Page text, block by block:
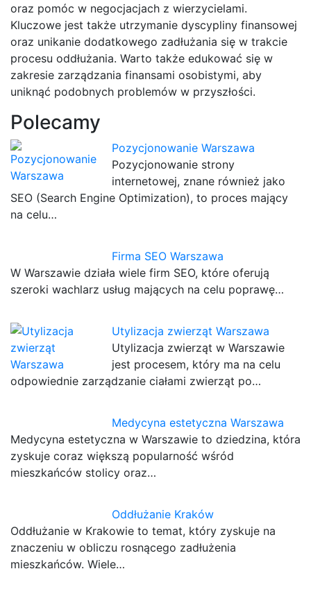
oraz pomóc w negocjacjach z wierzycielami.
Kluczowe jest także utrzymanie dyscypliny finansowej
oraz unikanie dodatkowego zadłużania się w trakcie
procesu oddłużania. Warto także edukować się w
zakresie zarządzania finansami osobistymi, aby
uniknąć podobnych problemów w przyszłości.
Polecamy
Pozycjonowanie Warszawa
Pozycjonowanie strony
internetowej, znane również jako
SEO (Search Engine Optimization), to proces mający
na celu…
Firma SEO Warszawa
W Warszawie działa wiele firm SEO, które oferują
szeroki wachlarz usług mających na celu poprawę…
Utylizacja zwierząt Warszawa
Utylizacja zwierząt w Warszawie
jest procesem, który ma na celu
odpowiednie zarządzanie ciałami zwierząt po…
Medycyna estetyczna Warszawa
Medycyna estetyczna w Warszawie to dziedzina, która
zyskuje coraz większą popularność wśród
mieszkańców stolicy oraz…
Oddłużanie Kraków
Oddłużanie w Krakowie to temat, który zyskuje na
znaczeniu w obliczu rosnącego zadłużenia
mieszkańców. Wiele…